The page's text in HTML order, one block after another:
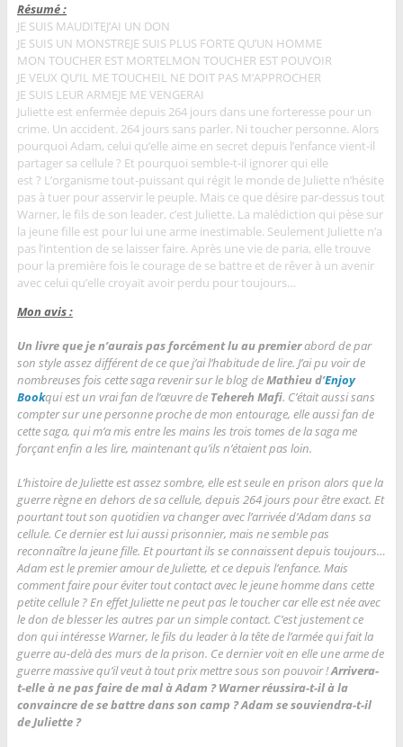
Résumé :
JE SUIS MAUDITEJ’AI UN DON
JE SUIS UN MONSTREJE SUIS PLUS FORTE QU’UN HOMME
MON TOUCHER EST MORTELMON TOUCHER EST POUVOIR
JE VEUX QU’IL ME TOUCHEIL NE DOIT PAS M’APPROCHER
JE SUIS LEUR ARMEJE ME VENGERAI
Juliette est enfermée depuis 264 jours dans une forteresse pour un
crime. Un accident. 264 jours sans parler. Ni toucher personne. Alors
pourquoi Adam, celui qu’elle aime en secret depuis l’enfance vient-il
partager sa cellule ? Et pourquoi semble-t-il ignorer qui elle
est ? L’organisme tout-puissant qui régit le monde de Juliette n’hésite
pas à tuer pour asservir le peuple. Mais ce que désire par-dessus tout
Warner, le fils de son leader, c’est Juliette. La malédiction qui pèse sur
la jeune fille est pour lui une arme inestimable. Seulement Juliette n’a
pas l’intention de se laisser faire. Après une vie de paria, elle trouve
pour la première fois le courage de se battre et de rêver à un avenir
avec celui qu’elle croyait avoir perdu pour toujours…
Mon avis :
Un livre que je n’aurais pas forcément lu au premierabord de par
son style assez différent de ce que j’ai l’habitude de lire. J’ai pu voir de
nombreuses fois cette saga revenir sur le blog deMathieu d’Enjoy
Bookqui est un vrai fan de l’œuvre deTehereh Mafi. C’était aussi sans
compter sur une personne proche de mon entourage, elle aussi fan de
cette saga, qui m’a mis entre les mains les trois tomes de la saga me
forçant enfin a les lire, maintenant qu’ils n’étaient pas loin.
L’histoire de Juliette est assez sombre, elle est seule en prison alors que la
guerre règne en dehors de sa cellule, depuis 264 jours pour être exact. Et
pourtant tout son quotidien va changer avec l’arrivée d’Adam dans sa
cellule. Ce dernier est lui aussi prisonnier, mais ne semble pas
reconnaître la jeune fille. Et pourtant ils se connaissent depuis toujours…
Adam est le premier amour de Juliette, et ce depuis l’enfance. Mais
comment faire pour éviter tout contact avec le jeune homme dans cette
petite cellule ? En effet Juliette ne peut pas le toucher car elle est née avec
le don de blesser les autres par un simple contact. C’est justement ce
don qui intéresse Warner, le fils du leader à la tête de l’armée qui fait la
guerre au-delà des murs de la prison. Ce dernier voit en elle une arme de
guerre massive qu’il veut à tout prix mettre sous son pouvoir !Arrivera-
t-elle à ne pas faire de mal à Adam ? Warner réussira-t-il à la
convaincre de se battre dans son camp ? Adam se souviendra-t-il
de Juliette ?